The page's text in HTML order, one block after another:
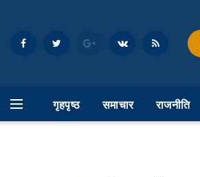
गृहपृष्ठ समाचार राजनीति